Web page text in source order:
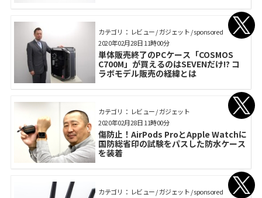
カテゴリ： レビュー / ガジェット / sponsored
単体販売終了のPCケース「COSMOS
C700M」が買えるのはSEVENだけ!? コ
ラボモデル販売の経緯とは
2020年02月28日 11時00分
カテゴリ： レビュー / ガジェット
傷防止！AirPods ProとApple Watchに
国防総省印の試験をパスした防水ケース
を装着
2020年02月28日 11時00分
カテゴリ： レビュー / ガジェット / sponsored